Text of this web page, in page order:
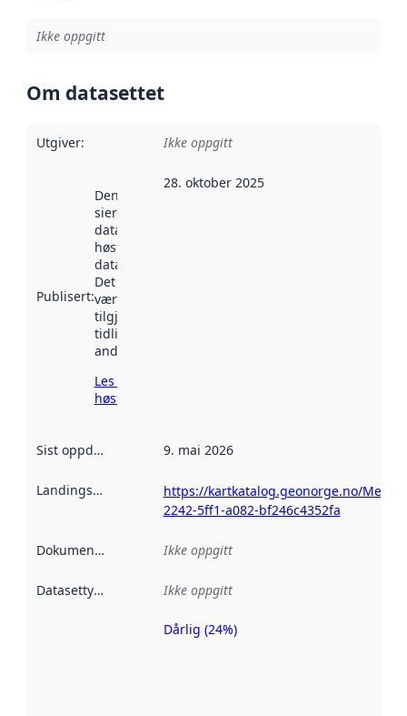
Ikke oppgitt
Om datasettet
Utgiver: Ikke oppgitt
Publisert:
Denne datoen
sier når
datasettet ble
høstet av
data.norge.no.
Det kan ha
vært
tilgjengelig
tidligere
andre steder.
Les mer om
høsting her
28. oktober 2025
Sist oppdatert 9. mai 2026
Landingsside
https://kartkatalog.geonorge.no/
2242-5ff1-a082-bf246c4352fa
Dokumentasjon Ikke oppgitt
Datasettype Ikke oppgitt
Metadatakvalitet
Dårlig (24%)